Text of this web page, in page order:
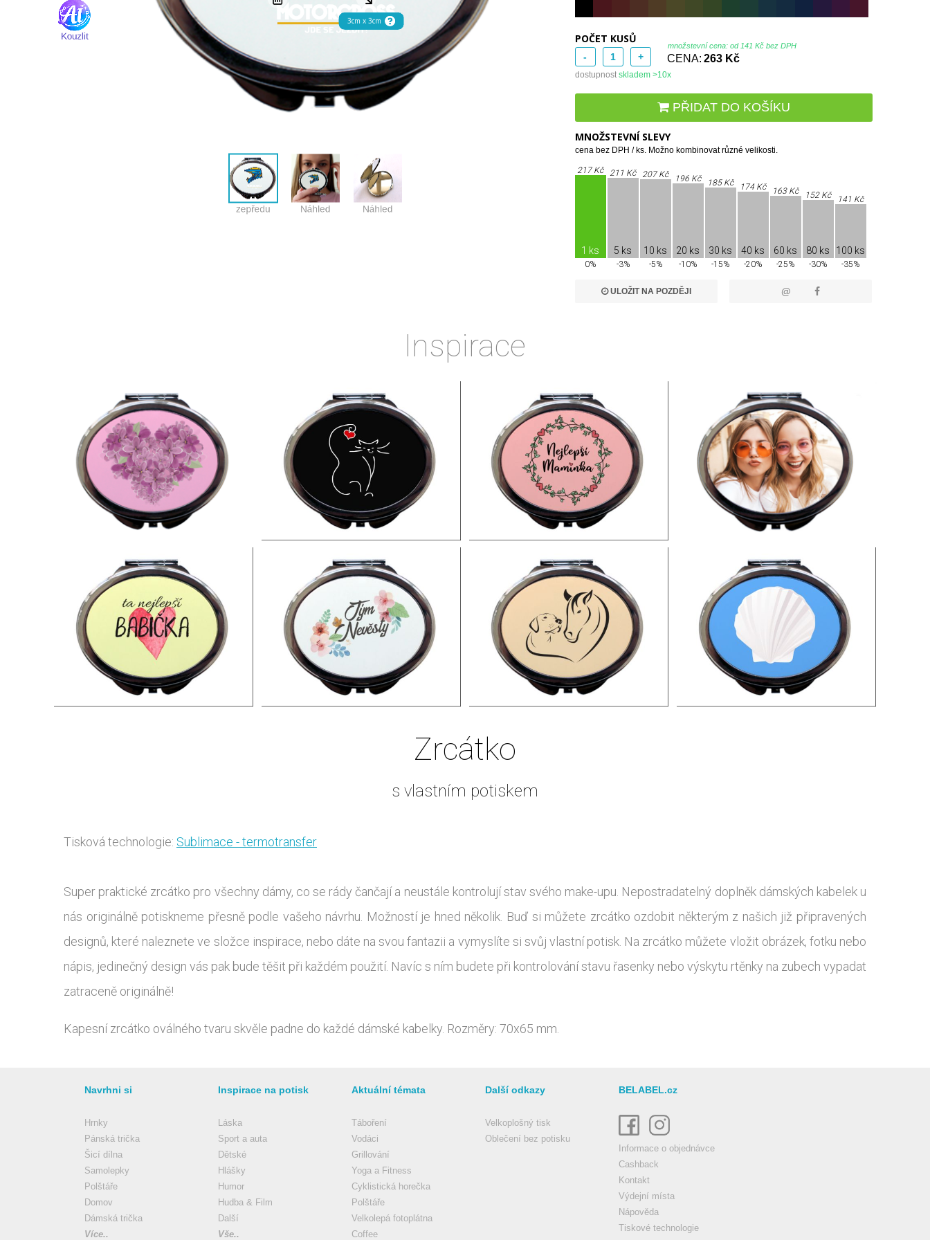
POČET KUSŮ
množstevní cena: od 141 Kč bez DPH
- + CENA: 263 Kč
dostupnostskladem >10x
PŘIDAT DO KOŠÍKU
MNOŽSTEVNÍ SLEVY
cena bez DPH / ks. Možno kombinovat různé velikosti.
217 Kč
1 ks
0%
211 Kč
5 ks
-3%
207 Kč
10 ks
-5%
196 Kč
20 ks
-10%
185 Kč
30 ks
-15%
174 Kč
40 ks
-20%
163 Kč
60 ks
-25%
152 Kč
80 ks
-30%
141 Kč
100 ks
-35%
ULOŽIT NA POZDĚJI @
Inspirace
Zrcátko
s vlastním potiskem
Tisková technologie: Sublimace - termotransfer
Super praktické zrcátko pro všechny dámy, co se rády čančají a neustále kontrolují stav svého make-upu. Nepostradatelný doplněk dámských kabelek u
nás originálně potiskneme přesně podle vašeho návrhu. Možností je hned několik. Buď si můžete zrcátko ozdobit některým z našich již připravených
designů, které naleznete ve složce inspirace, nebo dáte na svou fantazii a vymyslíte si svůj vlastní potisk. Na zrcátko můžete vložit obrázek, fotku nebo
nápis, jedinečný design vás pak bude těšit při každém použití. Navíc s ním budete při kontrolování stavu řasenky nebo výskytu rtěnky na zubech vypadat
zatraceně originálně!
Kapesní zrcátko oválného tvaru skvěle padne do každé dámské kabelky. Rozměry: 70x65 mm.
Navrhni si
Hrnky
Pánská trička
Šicí dílna
Samolepky
Polštáře
Domov
Dámská trička
Více..
Inspirace na potisk
Láska
Sport a auta
Dětské
Hlášky
Humor
Hudba & Film
Další
Vše..
Aktuální témata
Táboření
Vodáci
Grillování
Yoga a Fitness
Cyklistická horečka
Polštáře
Velkolepá fotoplátna
Coffee
Další odkazy
Velkoplošný tisk
Oblečení bez potisku
BELABEL.cz
Informace o objednávce
Cashback
Kontakt
Výdejní místa
Nápověda
Tiskové technologie